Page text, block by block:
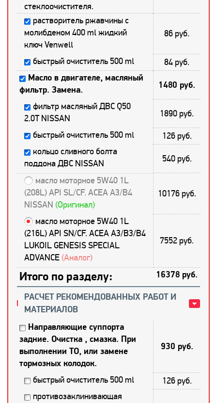
стеклоочистителя.
растворитель ржавчины с
молибденом 400 ml жидкий
ключ Venwell
86 руб.
быстрый очиститель 500 ml 84 руб.
Масло в двигателе, масляный
фильтр. Замена.
1480 руб.
фильтр масляный ДВС Q50
2.0T NISSAN
1890 руб.
быстрый очиститель 500 ml
126 руб.
кольцо сливного болта
поддона ДВС NISSAN
540 руб.
масло моторное 5W40 1L
(208L) API SL/CF. ACEA A3/B4
NISSAN (Оригинал)
10176 руб.
масло моторное 5W40 1L
(216L) API SN/CF. ACEA A3/B3/B4
LUKOIL GENESIS SPECIAL
ADVANCE (Аналог)
7552 руб.
Итого по разделу:
16378 руб.
РАСЧЕТ РЕКОМЕНДОВАННЫХ РАБОТ И
МАТЕРИАЛОВ
Направляющие суппорта
задние. Очистка , смазка. При
выполнении ТО, или замене
тормозных колодок.
930 руб.
быстрый очиститель 500 ml
126 руб.
противозаклинивающая